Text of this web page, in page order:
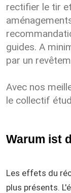
rectifier le tir
guides. A
par un
Avec nos
le collectif
Warum ist
Les effets du
plus présents.